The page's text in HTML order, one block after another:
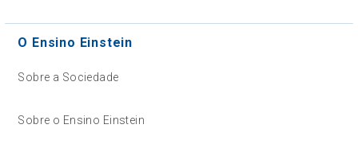
O Ensino Einstein
Sobre a Sociedade
Sobre o Ensino Einstein